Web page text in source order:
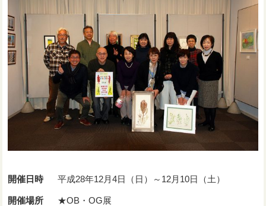
開催日時 平成28年12月4日（日）～12月10日（土）
開催場所
★OB・OG展